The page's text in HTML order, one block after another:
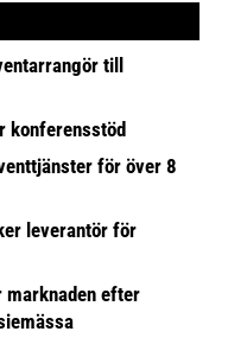
till
konferensstöd
för över 8
leverantör för
marknaden efter